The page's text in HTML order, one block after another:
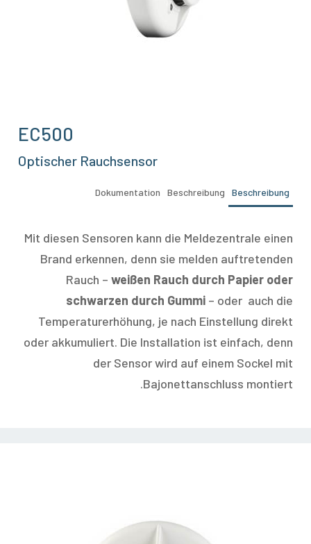
EC500
Optischer Rauchsensor
Beschreibung
Beschreibung
Dokumentation
Mit diesen Sensoren kann die Meldezentrale einen
Brand erkennen, denn sie melden auftretenden
Rauch –weißen Rauch durch Papier oder
schwarzen durch Gummi – oder auch die
Temperaturerhöhung, je nach Einstellung direkt
oder akkumuliert. Die Installation ist einfach, denn
der Sensor wird auf einem Sockel mit
Bajonettanschluss montiert.